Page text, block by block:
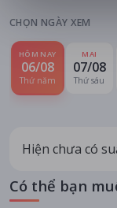
CHỌN NGÀY XEM
HÔM NAY
06/08
Thứ năm
MAI
07/08
Thứ sáu
Hiện chưa có
Có thể bạn